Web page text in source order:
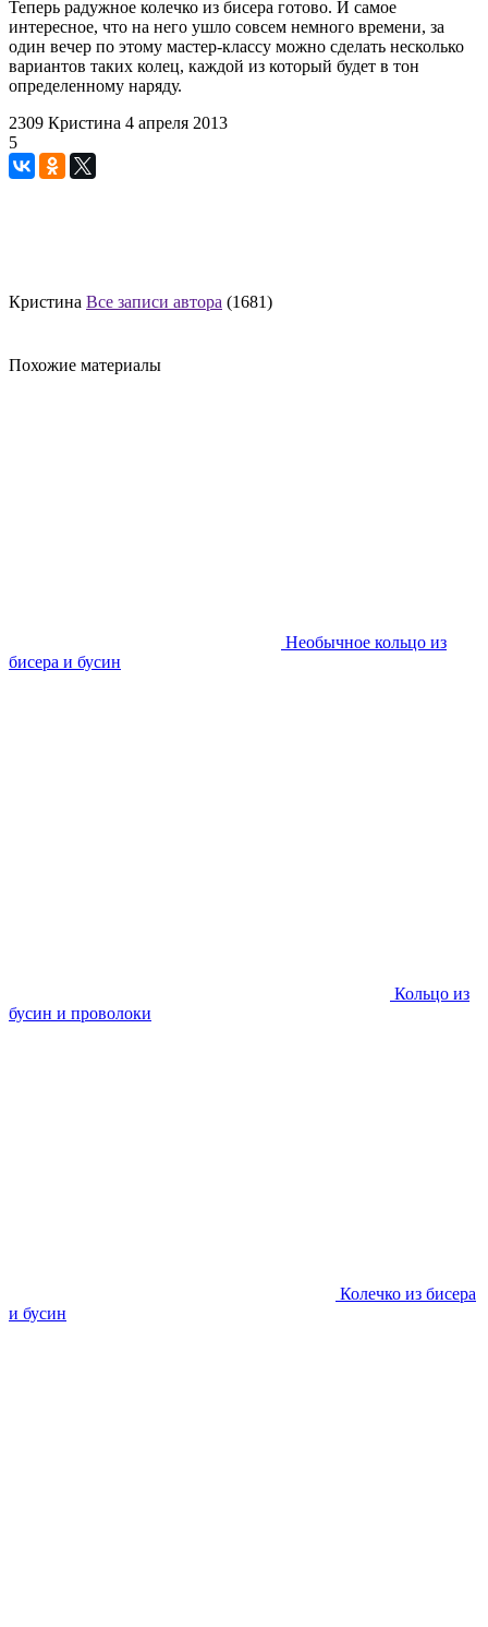
Теперь радужное колечко из бисера готово. И самое
интересное, что на него ушло совсем немного времени, за
один вечер по этому мастер-классу можно сделать несколько
вариантов таких колец, каждой из который будет в тон
определенному наряду.
2309 Кристина 4 апреля 2013
5
Кристина Все записи автора (1681)
Похожие материалы
Необычное кольцо из
бисера и бусин
Кольцо из
бусин и проволоки
Колечко из бисера
и бусин